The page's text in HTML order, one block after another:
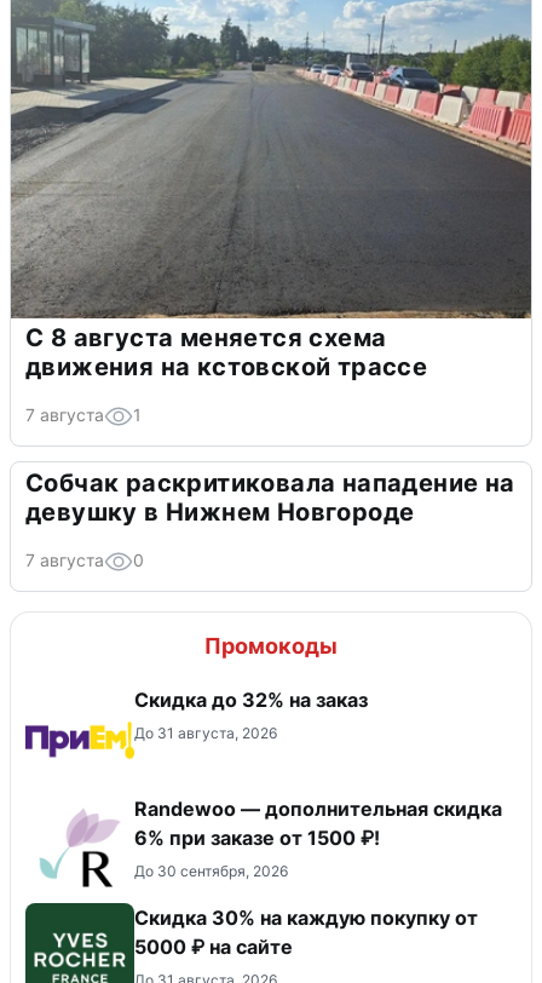
С 8 августа меняется схема
движения на кстовской трассе
7 августа 1
Собчак раскритиковала нападение на
девушку в Нижнем Новгороде
7 августа 0
Промокоды
Скидка до 32% на заказ
До 31 августа, 2026
Randewoo — дополнительная скидка
6% при заказе от 1500 ₽!
До 30 сентября, 2026
Скидка 30% на каждую покупку от
5000 ₽ на сайте